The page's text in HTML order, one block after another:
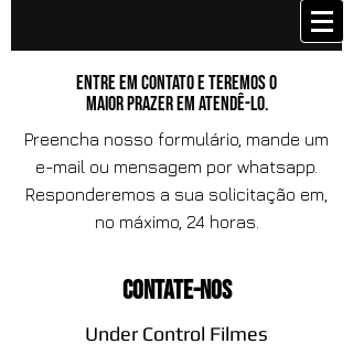
Entre em contato e teremos o
maior prazer em atendê-lo.
Preencha nosso formulário, mande um
e-mail ou mensagem por whatsapp.
Responderemos a sua solicitação em,
no máximo, 24 horas.
Contate-nos
Under Control Filmes